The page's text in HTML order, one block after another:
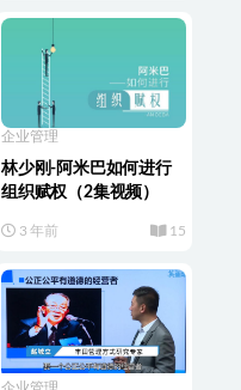
企业管理
林少刚-阿米巴如何进行
组织赋权（2集视频）
3 年前 15